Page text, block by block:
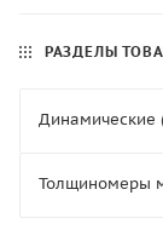
РАЗДЕЛЫ
Динамические
Толщиномеры